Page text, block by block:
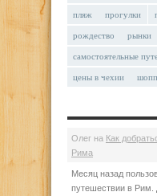
пляж прогулки
рождество рынки
самостоятельные
цены в чехии
Олег на Как
Рима
Месяц назад
путешествии в Рим.